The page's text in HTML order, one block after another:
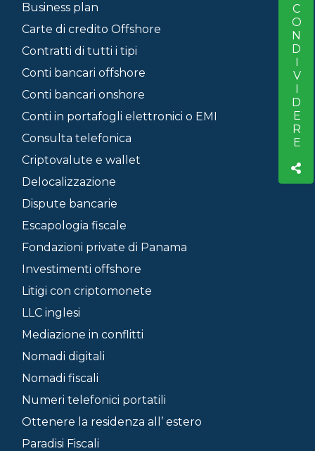
CONDIVIDERE
Business plan
Carte di credito Offshore
Contratti di tutti i tipi
Conti bancari offshore
Conti bancari onshore
Conti in portafogli elettronici o EMI
Consulta telefonica
Criptovalute e wallet
Delocalizzazione
Dispute bancarie
Escapologia fiscale
Fondazioni private di Panama
Investimenti offshore
Litigi con criptomonete
LLC inglesi
Mediazione in conflitti
Nomadi digitali
Nomadi fiscali
Numeri telefonici portatili
Ottenere la residenza all’ estero
Paradisi Fiscali